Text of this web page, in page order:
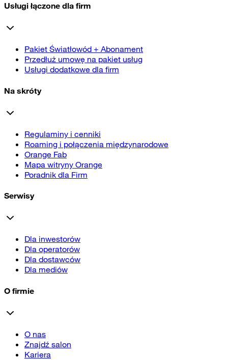
Usługi łączone dla firm
Pakiet Światłowód + Abonament
Przedłuż umowę na pakiet usług
Usługi dodatkowe dla firm
Na skróty
Regulaminy i cenniki
Roaming i połączenia międzynarodowe
Orange Fab
Mapa witryny Orange
Poradnik dla Firm
Serwisy
Dla inwestorów
Dla operatorów
Dla dostawców
Dla mediów
O firmie
O nas
Znajdź salon
Kariera